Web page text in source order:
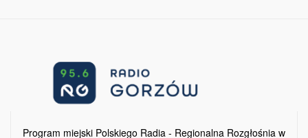
Program miejski Polskiego Radia - Regionalna Rozgłośnia w